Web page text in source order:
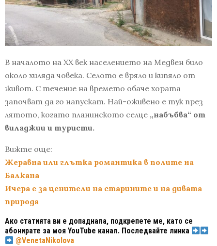
В началото на ХХ век населението на Медвен било
около хиляда човека. Селото е вряло и кипяло от
живот. С течение на времето обаче хората
започват да го напускат. Най-оживено е тук през
лятото, когато планинското селце „набъбва“ от
виладжии и туристи.
Вижте още:
Жеравна или глътка романтика в полите на
Балкана
Ичера е за ценители на старините и на дивата
природа
Ако статията ви е допаднала, подкрепете ме, като се
абонирате за моя YouTube канал. Последвайте линка
@VenetaNikolova